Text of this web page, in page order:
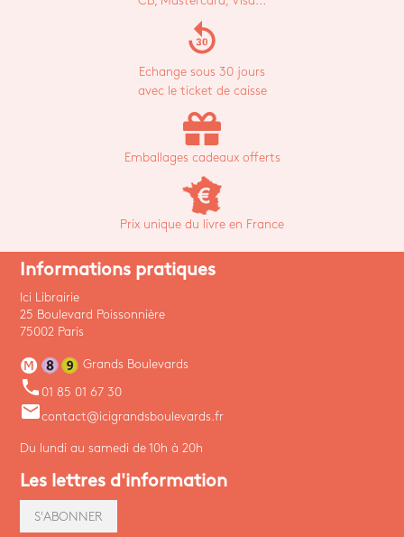
replay_30
Echange sous 30 jours
avec le ticket de caisse
Emballages cadeaux offerts
Prix unique du livre en France
Informations pratiques
Ici Librairie
25 Boulevard Poissonnière
75002 Paris
Grands Boulevards
phone 01 85 01 67 30
emailcontact@icigrandsboulevards.fr
Du lundi au samedi de 10h à 20h
Les lettres d'information
S'ABONNER